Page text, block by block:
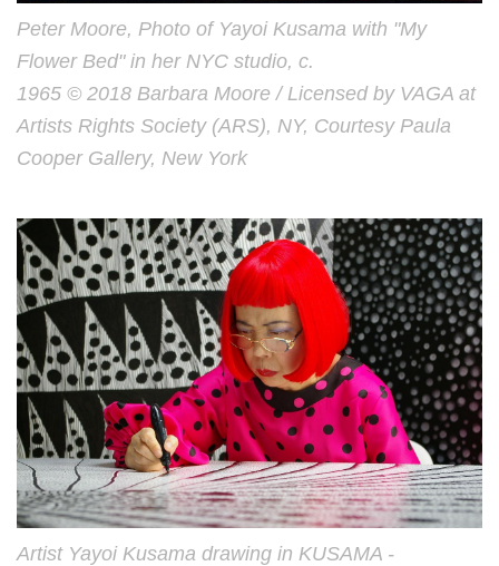
Peter Moore, Photo of Yayoi Kusama with "My
Flower Bed" in her NYC studio, c.
1965 © 2018 Barbara Moore / Licensed by VAGA at
Artists Rights Society (ARS), NY, Courtesy Paula
Cooper Gallery, New York
Artist Yayoi Kusama drawing in KUSAMA -